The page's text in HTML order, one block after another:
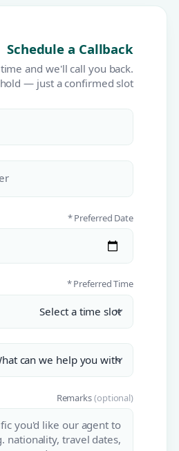
Schedule a Callback
and we'll call you back.
— just a confirmed slot.
*
Preferred Date *
Preferred Time *
Remarks(optional)